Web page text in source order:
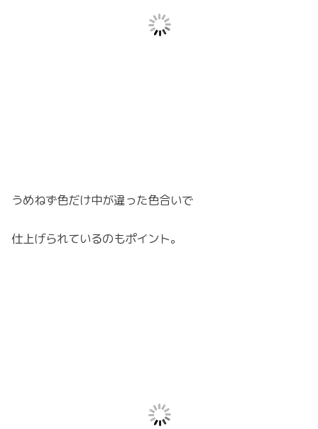
うめねず色だけ中が違った色合いで
仕上げられているのもポイント。